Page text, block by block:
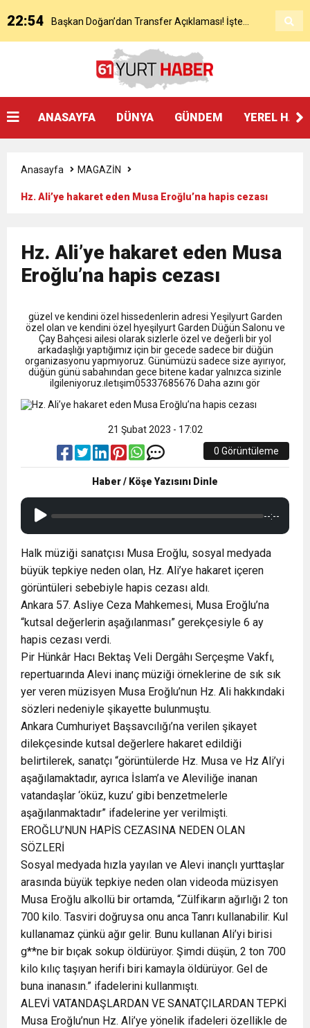
KAP’a Bildirdi
22:54 Başkan Doğan’dan Transfer Açıklaması! İşte
Mohamed Salah’ın Trabzon’da İlk Sözleri!
Bildirdi
20:05 Trabzonspor Muhammed Salah Transferini
Tamamladı
9:50 MGD’DEN ANITKABİR’E ANLAMLI ZİYARET
18:59 Trabzonspor Mitongo Transferini KAP’a Bildirdi
22:58
ANASAYFA DÜNYA GÜNDEM YEREL
Anasayfa MAGAZİN
Hz. Ali’ye hakaret eden Musa Eroğlu’na hapis cezası
Hz. Ali’ye hakaret eden Musa
Eroğlu’na hapis cezası
güzel ve kendini özel hissedenlerin adresi Yeşilyurt Garden
özel olan ve kendini özel hyeşilyurt Garden Düğün Salonu ve
Çay Bahçesi ailesi olarak sizlerle özel ve değerli bir yol
arkadaşlığı yaptığımız için bir gecede sadece bir düğün
organizasyonu yapmıyoruz. Günümüzü sadece size ayırıyor,
düğün günü sabahından gece bitene kadar yalnızca sizinle
ilgileniyoruz.ıletışim05337685676 Daha azını gör
21 Şubat 2023 - 17:02
0 Görüntüleme
Haber / Köşe Yazısını Dinle
--:--
Halk müziği sanatçısı Musa Eroğlu, sosyal medyada
büyük tepkiye neden olan, Hz. Ali’ye hakaret içeren
görüntüleri sebebiyle hapis cezası aldı.
Ankara 57. Asliye Ceza Mahkemesi, Musa Eroğlu’na
“kutsal değerlerin aşağılanması” gerekçesiyle 6 ay
hapis cezası verdi.
Pir Hünkâr Hacı Bektaş Veli Dergâhı Serçeşme Vakfı,
repertuarında Alevi inanç müziği örneklerine de sık sık
yer veren müzisyen Musa Eroğlu’nun Hz. Ali hakkındaki
sözleri nedeniyle şikayette bulunmuştu.
Ankara Cumhuriyet Başsavcılığı’na verilen şikayet
dilekçesinde kutsal değerlere hakaret edildiği
belirtilerek, sanatçı “görüntülerde Hz. Musa ve Hz Ali’yi
aşağılamaktadır, ayrıca İslam’a ve Aleviliğe inanan
vatandaşlar ‘öküz, kuzu’ gibi benzetmelerle
aşağılanmaktadır” ifadelerine yer verilmişti.
EROĞLU’NUN HAPİS CEZASINA NEDEN OLAN
SÖZLERİ
Sosyal medyada hızla yayılan ve Alevi inançlı yurttaşlar
arasında büyük tepkiye neden olan videoda müzisyen
Musa Eroğlu alkollü bir ortamda, “Zülfikarın ağırlığı 2 ton
700 kilo. Tasviri doğruysa onu anca Tanrı kullanabilir. Kul
kullanamaz çünkü ağır gelir. Bunu kullanan Ali’yi birisi
g**ne bir bıçak sokup öldürüyor. Şimdi düşün, 2 ton 700
kilo kılıç taşıyan herifi biri kamayla öldürüyor. Gel de
buna inanasın.” ifadelerini kullanmıştı.
ALEVİ VATANDAŞLARDAN VE SANATÇILARDAN TEPKİ
Musa Eroğlu’nun Hz. Ali’ye yönelik ifadeleri özellikle de